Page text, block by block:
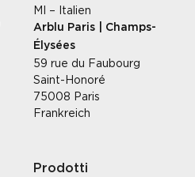
MI – Italien
Arblu Paris | Champs-
Élysées
59 rue du Faubourg
Saint-Honoré
75008 Paris
Frankreich
Prodotti